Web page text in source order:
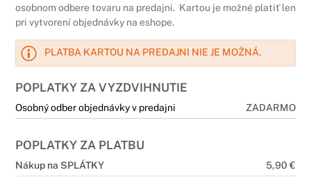
osobnom odbere tovaru na predajni. Kartou je možné platiť len
pri vytvorení objednávky na eshope.
PLATBA KARTOU NA PREDAJNI NIE JE MOŽNÁ.
POPLATKY ZA VYZDVIHNUTIE
Osobný odber objednávky v predajni ZADARMO
POPLATKY ZA PLATBU
Nákup na SPLÁTKY
5,90 €